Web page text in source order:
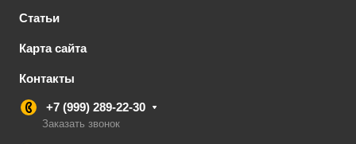
Статьи
Карта сайта
Контакты
+7 (999) 289-22-30
Заказать звонок